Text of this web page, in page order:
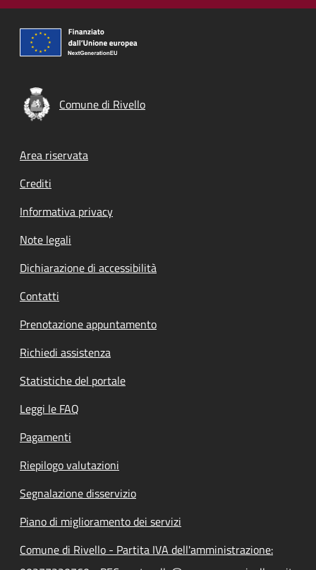
Comune di Rivello
Footer menu
Area riservata
Crediti
Informativa privacy
Note legali
Dichiarazione di accessibilità
Contatti
Prenotazione appuntamento
Richiedi assistenza
Statistiche del portale
Leggi le FAQ
Pagamenti
Riepilogo valutazioni
Segnalazione disservizio
Piano di miglioramento dei servizi
Comune di Rivello - Partita IVA dell'amministrazione: